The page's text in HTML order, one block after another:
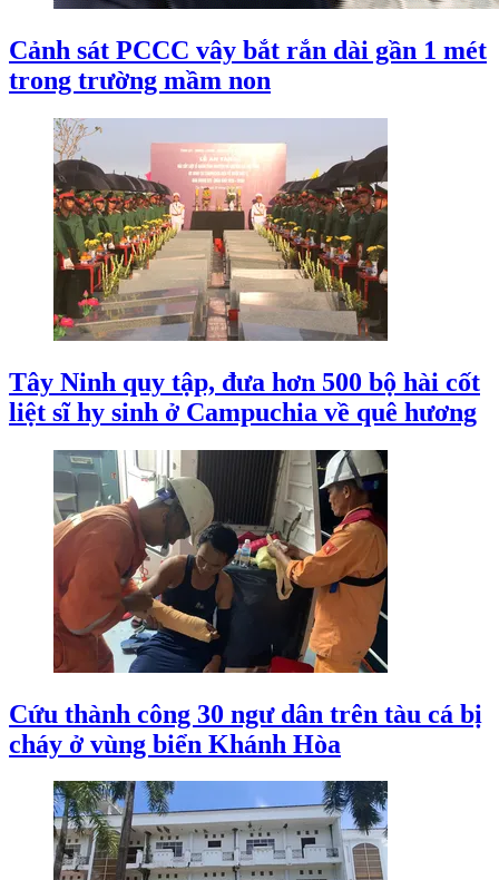
Cảnh sát PCCC vây bắt rắn dài gần 1 mét
trong trường mầm non
Tây Ninh quy tập, đưa hơn 500 bộ hài cốt
liệt sĩ hy sinh ở Campuchia về quê hương
Cứu thành công 30 ngư dân trên tàu cá bị
cháy ở vùng biển Khánh Hòa